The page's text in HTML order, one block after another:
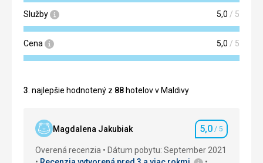
Služby 5,0 / 5
Cena 5,0 / 5
3 . najlepšie hodnotený z 88 hotelov v Maldivy
Magdalena Jakubiak Hodnotenie
5,0 / 5
Overená recenzia
Dátum pobytu: September 2021